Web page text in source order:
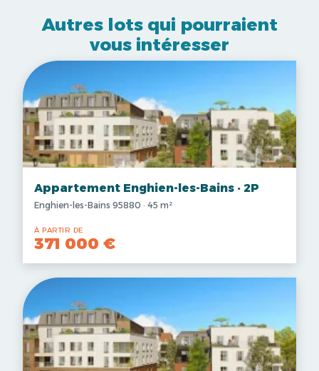
Autres lots qui pourraient
vous intéresser
Appartement Enghien-les-Bains · 2P
Enghien-les-Bains 95880 · 45 m²
À PARTIR DE
371 000 €